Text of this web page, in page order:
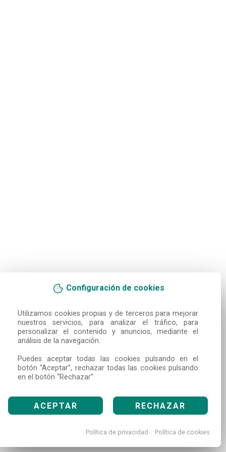
Configuración de cookies
Utilizamos cookies propias y de terceros para mejorar
nuestros servicios, para analizar el tráfico, para
personalizar el contenido y anuncios, mediante el
análisis de la navegación.
Puedes aceptar todas las cookies pulsando en el
botón “Aceptar”, rechazar todas las cookies pulsando
en el botón “Rechazar”
ACEPTAR RECHAZAR
Política de privacidad Política de cookies